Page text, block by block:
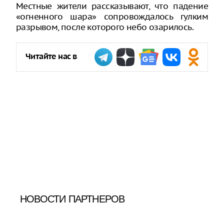
Местные жители рассказывают, что падение
«огненного шара» сопровождалось гулким
разрывом, после которого небо озарилось.
Читайте нас в